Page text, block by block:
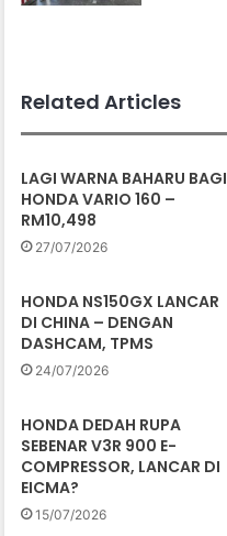
Related Articles
LAGI WARNA BAHARU BAGI
HONDA VARIO 160 –
RM10,498
27/07/2026
HONDA NS150GX LANCAR
DI CHINA – DENGAN
DASHCAM, TPMS
24/07/2026
HONDA DEDAH RUPA
SEBENAR V3R 900 E-
COMPRESSOR, LANCAR DI
EICMA?
15/07/2026